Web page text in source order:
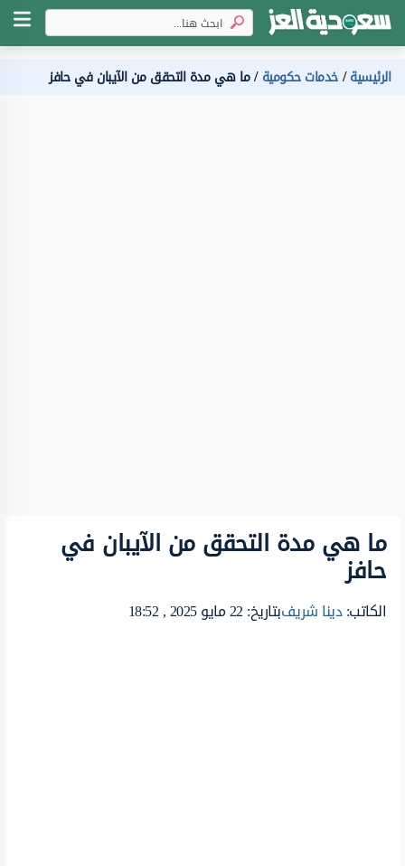
الرئيسية خدمات حكومية ما هي مدة التحقق من الآيبان في حافز
ما هي مدة التحقق من الآيبان في
حافز
الكاتب:دينا شريفبتاريخ: 22 مايو 2025 , 18:52